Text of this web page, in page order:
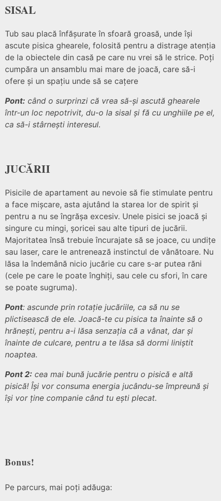
SISAL
Tub sau placă înfășurate în sfoară groasă, unde își
ascute pisica ghearele, folosită pentru a distrage atenția
de la obiectele din casă pe care nu vrei să le strice. Poți
cumpăra un ansamblu mai mare de joacă, care să-i
ofere și un spațiu unde să se cațere
Pont: când o surprinzi că vrea să-și ascută ghearele
într-un loc nepotrivit, du-o la sisal și fă cu unghiile pe el,
ca să-i stârnești interesul.
JUCĂRII
Pisicile de apartament au nevoie să fie stimulate pentru
a face mișcare, asta ajutând la starea lor de spirit și
pentru a nu se îngrășa excesiv. Unele pisici se joacă și
singure cu mingi, șoricei sau alte tipuri de jucării.
Majoritatea însă trebuie încurajate să se joace, cu undițe
sau laser, care le antrenează instinctul de vânătoare. Nu
lăsa la îndemână nicio jucărie cu care s-ar putea răni
(cele pe care le poate înghiți, sau cele cu sfori, în care
se poate sugruma).
Pont: ascunde prin rotație jucăriile, ca să nu se
plictisească de ele. Joacă-te cu pisica ta înainte să o
hrănești, pentru a-i lăsa senzația că a vânat, dar și
înainte de culcare, pentru a te lăsa să dormi liniștit
noaptea.
Pont 2: cea mai bună jucărie pentru o pisică e altă
pisică! Își vor consuma energia jucându-se împreună și
își vor ține companie când tu ești plecat.
Bonus!
Pe parcurs, mai poți adăuga: